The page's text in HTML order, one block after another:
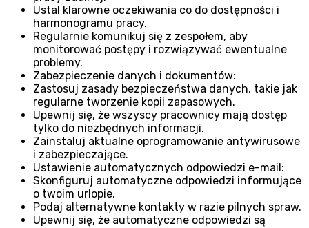
Ustal klarowne oczekiwania co do dostępności i
harmonogramu pracy.
Regularnie komunikuj się z zespołem, aby
monitorować postępy i rozwiązywać ewentualne
problemy.
Zabezpieczenie danych i dokumentów:
Zastosuj zasady bezpieczeństwa danych, takie jak
regularne tworzenie kopii zapasowych.
Upewnij się, że wszyscy pracownicy mają dostęp
tylko do niezbędnych informacji.
Zainstaluj aktualne oprogramowanie antywirusowe
i zabezpieczające.
Ustawienie automatycznych odpowiedzi e-mail:
Skonfiguruj automatyczne odpowiedzi informujące
o twoim urlopie.
Podaj alternatywne kontakty w razie pilnych spraw.
Upewnij się, że automatyczne odpowiedzi są